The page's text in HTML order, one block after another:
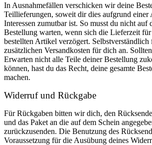
In Ausnahmefällen verschicken wir deine
Teillieferungen, soweit dir dies aufgrund einer
Interessen zumutbar ist. So musst du nicht auf
Bestellung warten, wenn sich die Lieferzeit
bestellten Artikel verzögert.
zusätzlichen Versandkosten für dich an.
Erwarten nicht alle Teile deiner Bestellung
können, hast du das Recht, deine gesamte
machen.
Widerruf und Rückgabe
Für Rückgaben bitten wir dich, den
und das Paket an die auf dem Schein
zurückzusenden. Die Benutzung des
Voraussetzung für die Ausübung deines